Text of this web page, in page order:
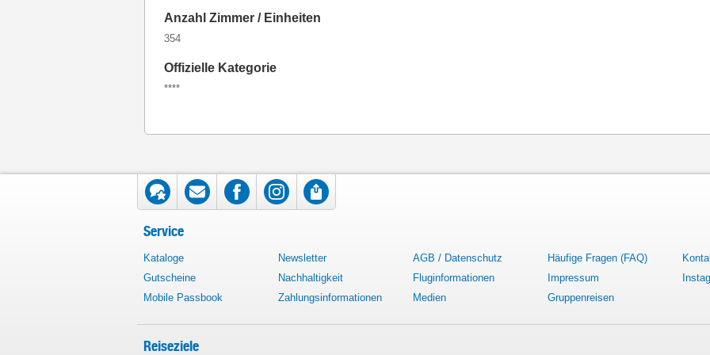
Anzahl Zimmer / Einheiten
354
Offizielle Kategorie
****
Service
Kataloge Newsletter AGB / Datenschutz Häufige Fragen (FAQ)
Gutscheine
Nachhaltigkeit Fluginformationen Impressum
Mobile Passbook
Zahlungsinformationen Medien Gruppenreisen
Reiseziele